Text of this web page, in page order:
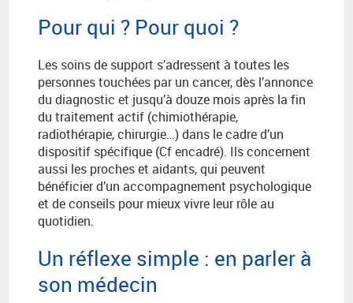
Pour qui ? Pour quoi ?
Les soins de support s’adressent à toutes les
personnes touchées par un cancer, dès l’annonce
du diagnostic et jusqu’à douze mois après la fin
du traitement actif (chimiothérapie,
radiothérapie, chirurgie…) dans le cadre d’un
dispositif spécifique (Cf encadré). Ils concernent
aussi les proches et aidants, qui peuvent
bénéficier d’un accompagnement psychologique
et de conseils pour mieux vivre leur rôle au
quotidien.
Un réflexe simple : en parler à
son médecin